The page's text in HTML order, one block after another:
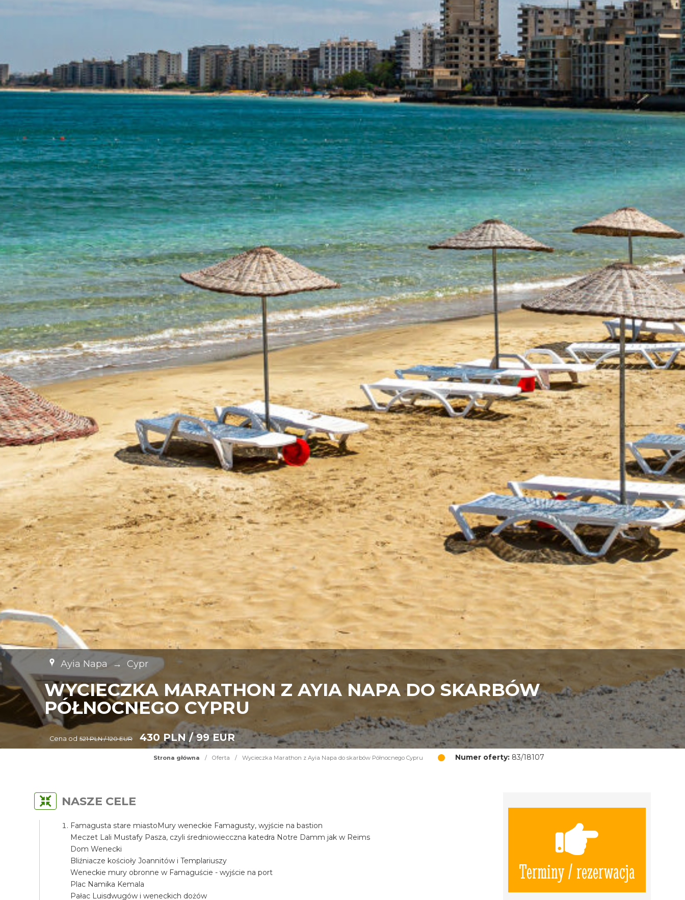
Ayia Napa → Cypr
WYCIECZKA MARATHON Z AYIA NAPA DO SKARBÓW
PÓŁNOCNEGO CYPRU
Cena od 521 PLN / 120 EUR 430 PLN / 99 EUR
Strona główna / Oferta / Wycieczka Marathon z Ayia Napa do skarbów Północnego Cypru Numer oferty: 83/18107
Terminy / rezerwacja
NASZE CELE
Famagusta stare miastoMury weneckie Famagusty, wyjście na bastion
Meczet Lali Mustafy Pasza, czyli średniowiecczna katedra Notre Damm jak w Reims
Dom Wenecki
Bliźniacze kościoły Joannitów i Templariuszy
Weneckie mury obronne w Famaguście - wyjście na port
Plac Namika Kemala
Pałac Luisdwugów i weneckich dożów